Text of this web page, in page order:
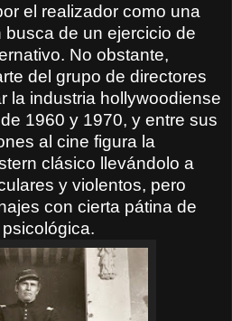
el realizador como una
de un ejercicio de
No obstante,
del grupo de directores
la industria hollywoodiense
1960 y 1970, y entre sus
al cine figura la
clásico llevándolo a
y violentos, pero
con cierta pátina de